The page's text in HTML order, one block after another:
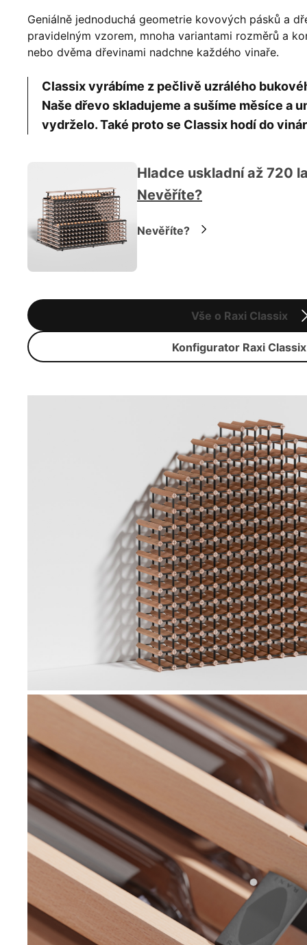
Geniálně jednoduchá geometrie kovových pásků a
pravidelným vzorem, mnoha variantami rozměrů a
nebo dvěma dřevinami nadchne každého vinaře.
Classix vyrábíme z pečlivě uzrálého
Naše dřevo skladujeme a sušíme měsíce a
vydrželo. Také proto se Classix hodí do
Vše o Raxi Classix
Konfigurator Raxi Classix
Hladce uskladní až 720
Nevěříte?
Nevěříte?